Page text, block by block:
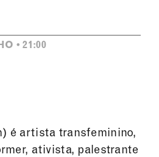
• 21:00
é artista transfeminino,
ativista, palestrante